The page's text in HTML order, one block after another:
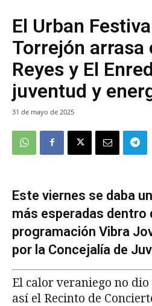
El Urban
Torrejón arrasa
Reyes y El
juventud y
31 de mayo de 2025
Este viernes se daba
más esperadas dentro
programación Vibra
por la Concejalía de
El calor veraniego no
así el Recinto de